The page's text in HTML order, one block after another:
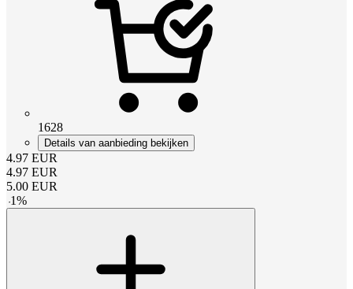
1628
Details van aanbieding bekijken
4.97 EUR
4.97 EUR
5.00 EUR
-1%